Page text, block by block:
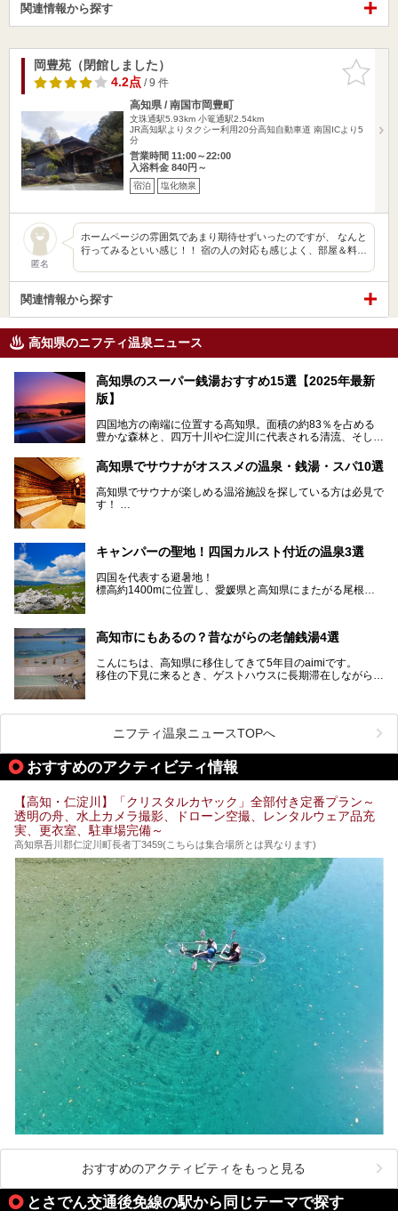
関連情報から探す
お気に入
りに追加
岡豊苑（閉館しました）
4.2点/ 9 件
高知県 / 南国市岡豊町
文珠通駅5.93km 小篭通駅2.54km
JR高知駅よりタクシー利用20分高知自動車道 南国ICより5
分
営業時間 11:00～22:00
入浴料金 840円～
宿泊 塩化物泉
匿名
ホームページの雰囲気であまり期待せずいったのですが、 なんと
行ってみるといい感じ！！ 宿の人の対応も感じよく、部屋＆料…
関連情報から探す
高知県のニフティ温泉ニュース
高知県のスーパー銭湯おすすめ15選【2025年最新
版】
四国地方の南端に位置する高知県。面積の約83％を占める
豊かな森林と、四万十川や仁淀川に代表される清流、そして
魅力がぎゅっと詰まった県です。
高知県はまた、カツオのたたきをはじめとする海産物や清流
で育つ川魚、大皿にごちそうがどっさり盛られた皿鉢料理、
柚子などの柑橘類、地酒といったグルメが充実していること
でも知られます。ここでは、温泉とあわせて自然の景観やグ
高知県でサウナがオススメの温泉・銭湯・スパ10選
高知県でサウナが楽しめる温浴施設を探している方は必見で
す！
ぜひこれを読んで高知のサウナ探しの参考してくださいね！
キャンパーの聖地！四国カルスト付近の温泉3選
四国を代表する避暑地！
標高約1400mに位置し、愛媛県と高知県にまたがる尾根沿
が見れる場所。
帰り温泉（お風呂）がありません。
中でもライターおすすめの３つの温泉をご紹介します。
などが問題なければ、温泉に入ってから向かうことをオスス
メします。
なぜなら最寄り温泉でも車で４０分、山を降りていかねばな
りませんからね…！！
もしくは、翌日キャンプ帰りに立ち寄るのもおすすめです。
それでは見ていきましょう。
高知市にもあるの？昔ながらの老舗銭湯4選
こんにちは、高知県に移住してきて5年目のaimiです。
移住の下見に来るとき、ゲストハウスに長期滞在しながら観
高知市というと、高知県の人口の半分が集まっているにぎや
かなイメージがある方も多いかと思いますが、昔ながらの老
舗銭湯がけっこうな数あるのですよ。
規模は小さいながら、元気に営業中なので観光がてら訪問し
てみてはいかがでしょう？
Kですよ♪
それではチェックしてきましょう♪
ニフティ温泉ニュースTOPへ
おすすめのアクティビティ情報
【高知・仁淀川】「クリスタルカヤック」全部付き定番プラン～
透明の舟、水上カメラ撮影、ドローン空撮、レンタルウェア品充
実、更衣室、駐車場完備～
高知県吾川郡仁淀川町長者丁3459(こちらは集合場所とは異なります)
おすすめのアクティビティをもっと見る
とさでん交通後免線の駅から同じテーマで探す